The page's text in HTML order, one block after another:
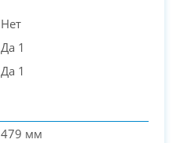
Нет
Да 1
Да 1
479 мм